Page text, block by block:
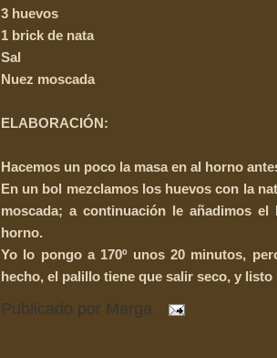
3 huevos
1 brick de nata
Sal
Nuez moscada
ELABORACIÓN:
Hacemos un poco la masa en al horno
En un bol mezclamos los huevos con la
moscada; a continuación le añadimos
horno.
Yo lo pongo a 170º unos 20 minutos,
hecho, el palillo tiene que salir seco, y listo
Publicado por Marga